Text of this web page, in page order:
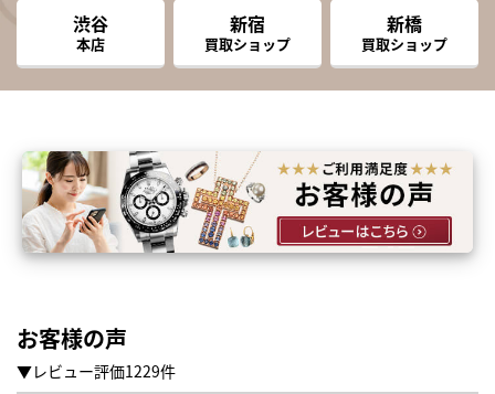
渋谷
本店
新宿
買取ショップ
新橋
買取ショップ
お客様の声
▼レビュー評価1229件